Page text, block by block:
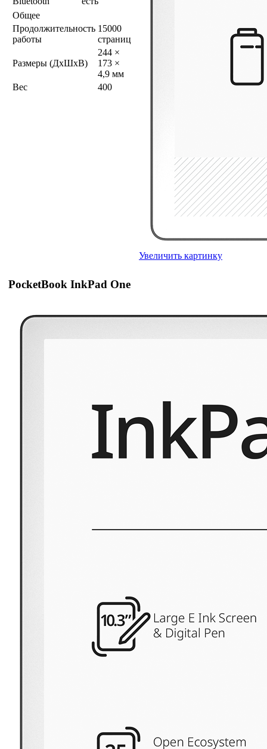
Общее
Продолжительность
работы
15000
страниц
Размеры (ДхШхВ)
244 ×
173 ×
4,9 мм
Вес
400
Увеличить картинку
PocketBook InkPad One